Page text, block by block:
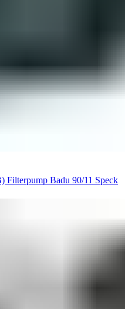
Filterpump Badu 90/11 Speck